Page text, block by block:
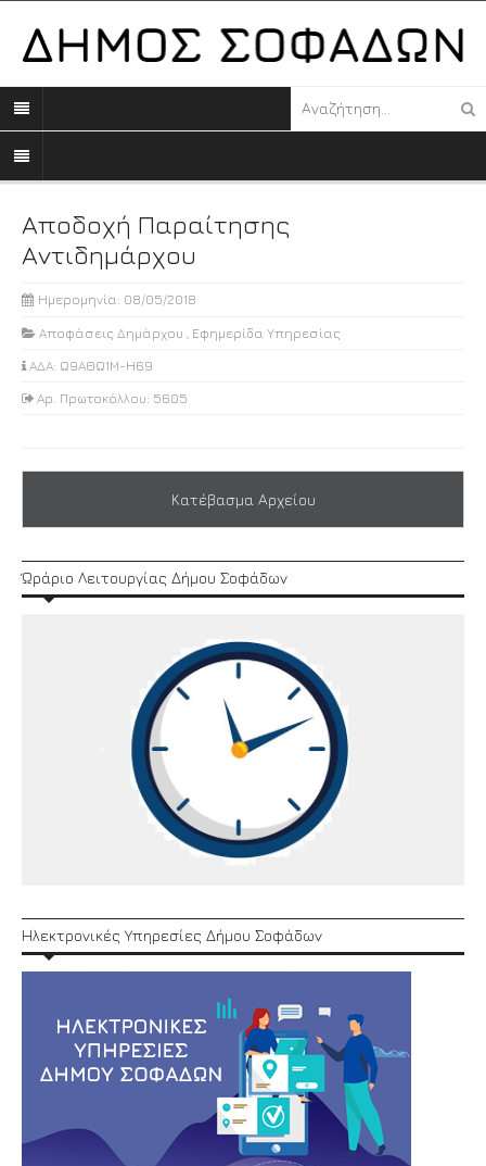
Αποδοχή Παραίτησης
Αντιδημάρχου
Ημερομηνία: 08/05/2018
Αποφάσεις Δημάρχου
Εφημερίδα Υπηρεσίας
ΑΔΑ: Ω9ΑΘΩ1Μ-Η69
Αρ. Πρωτοκόλλου: 5605
Κατέβασμα Αρχείου
Ώράριο Λειτουργίας Δήμου Σοφάδων
Ηλεκτρονικές Υπηρεσίες Δήμου Σοφάδων